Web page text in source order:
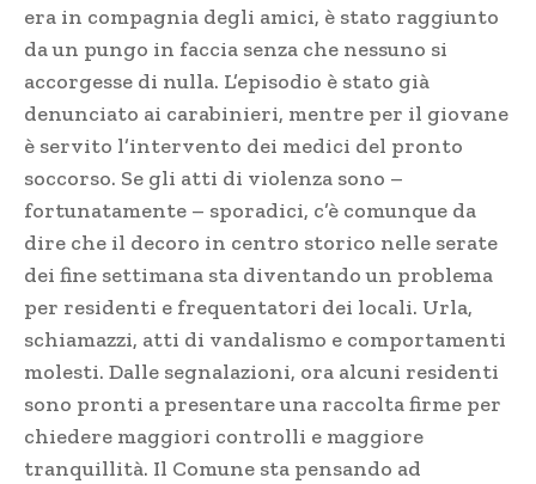
era in compagnia degli amici, è stato raggiunto
da un pungo in faccia senza che nessuno si
accorgesse di nulla. L’episodio è stato già
denunciato ai carabinieri, mentre per il giovane
è servito l’intervento dei medici del pronto
soccorso. Se gli atti di violenza sono –
fortunatamente – sporadici, c’è comunque da
dire che il decoro in centro storico nelle serate
dei fine settimana sta diventando un problema
per residenti e frequentatori dei locali. Urla,
schiamazzi, atti di vandalismo e comportamenti
molesti. Dalle segnalazioni, ora alcuni residenti
sono pronti a presentare una raccolta firme per
chiedere maggiori controlli e maggiore
tranquillità. Il Comune sta pensando ad